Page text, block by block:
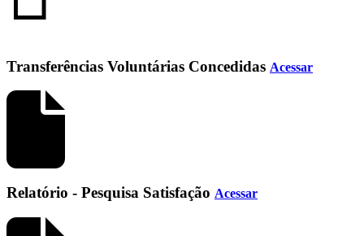
Transferências Voluntárias Concedidas Acessar
Relatório - Pesquisa Satisfação Acessar